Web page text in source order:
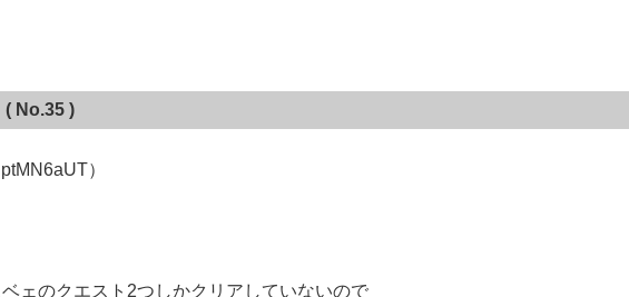
( No.35 )
）
ェのクエスト2つしかクリアしていないので